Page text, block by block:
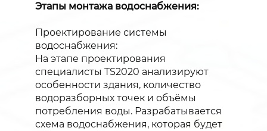
Этапы монтажа водоснабжения:
Проектирование системы
водоснабжения:
На этапе проектирования
специалисты TS2020 анализируют
особенности здания, количество
водоразборных точек и объёмы
потребления воды. Разрабатывается
схема водоснабжения, которая будет